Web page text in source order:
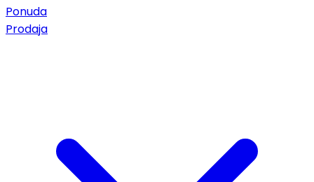
Ponuda
Prodaja